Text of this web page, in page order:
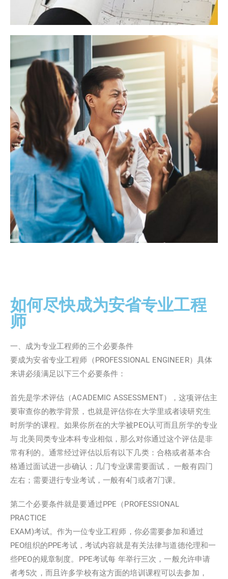
如何尽快成为安省专业工程
师​
一、成为专业工程师的三个必要条件
要成为安省专业工程师（PROFESSIONAL ENGINEER）具体
来讲必须满足以下三个必要条件：
首先是学术评估（ACADEMIC ASSESSMENT），这项评估主
要审查你的教学背景，也就是评估你在大学里或者读研究生
时所学的课程。如果你所在的大学被PEO认可而且所学的专业
与 北美同类专业本科专业相似，那么对你通过这个评估是非
常有利的。通常经过评估以后有以下几类：合格或者基本合
格通过面试进一步确认；几门专业课需要面试， 一般有四门
左右；需要进行专业考试，一般有4门或者7门课。
第二个必要条件就是要通过PPE（PROFESSIONAL
PRACTICE
EXAM)考试。作为一位专业工程师，你必需要参加和通过
PEO组织的PPE考试，考试内容就是有关法律与道德伦理和一
些PEO的规章制度。PPE考试每 年举行三次，一般允许申请
者考5次，而且许多学校有这方面的培训课程可以去参加，